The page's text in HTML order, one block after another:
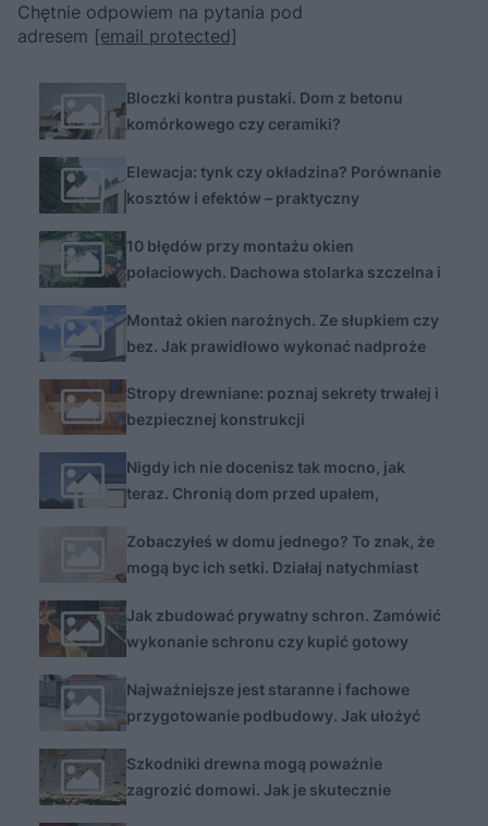
Chętnie odpowiem na pytania pod
adresem [email protected]
Bloczki kontra pustaki. Dom z betonu
komórkowego czy ceramiki?
Elewacja: tynk czy okładzina? Porównanie
kosztów i efektów – praktyczny
10 błędów przy montażu okien
połaciowych. Dachowa stolarka szczelna i
Montaż okien narożnych. Ze słupkiem czy
bez. Jak prawidłowo wykonać nadproże
Stropy drewniane: poznaj sekrety trwałej i
bezpiecznej konstrukcji
Nigdy ich nie docenisz tak mocno, jak
teraz. Chronią dom przed upałem,
Zobaczyłeś w domu jednego? To znak, że
mogą byc ich setki. Działaj natychmiast
Jak zbudować prywatny schron. Zamówić
wykonanie schronu czy kupić gotowy
Najważniejsze jest staranne i fachowe
przygotowanie podbudowy. Jak ułożyć
lub z kostki kamiennej - zasady
Szkodniki drewna mogą poważnie
zagrozić domowi. Jak je skutecznie